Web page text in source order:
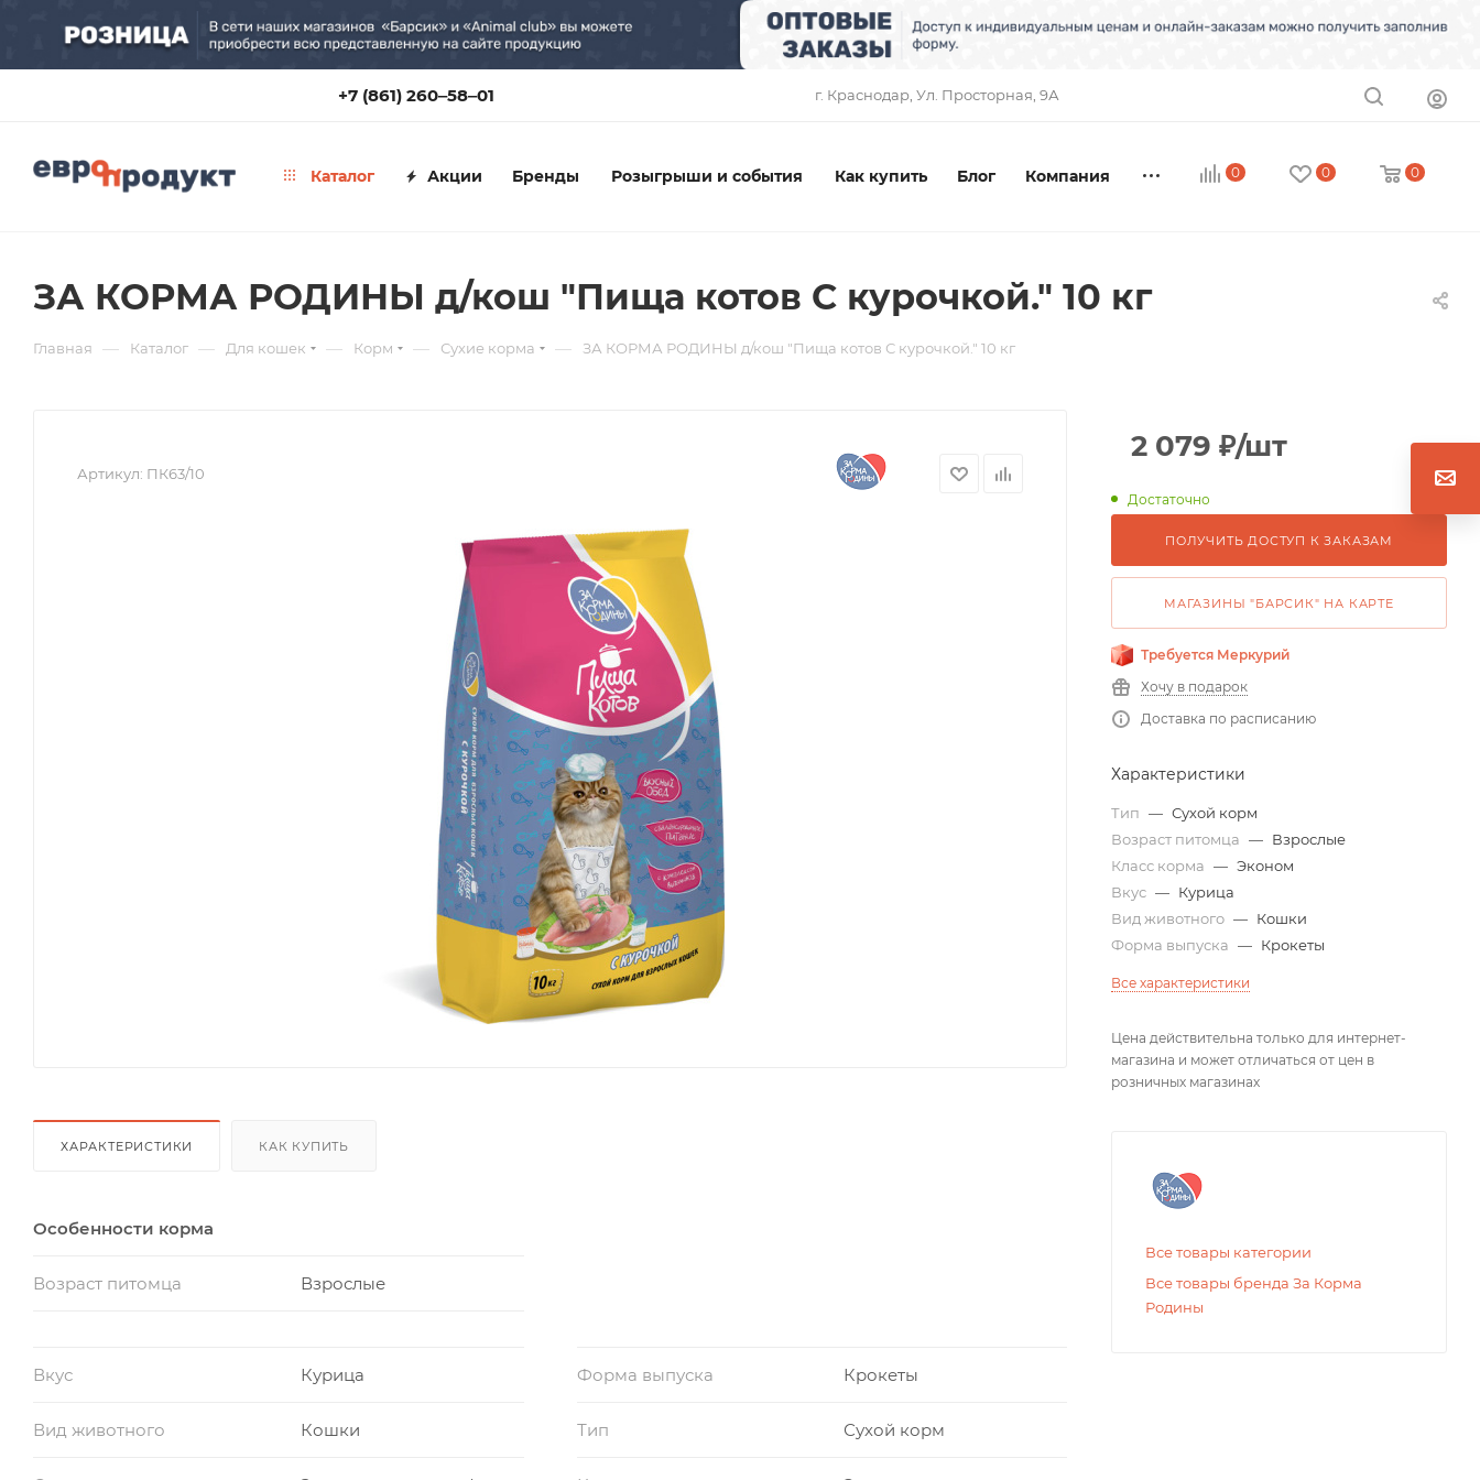
+7 (861) 260‒58‒01 г. Краснодар, ​Ул. Просторная, 9А
0 0 0
Каталог Акции Бренды Розыгрыши и события Как купить Блог Компания
ЗА КОРМА РОДИНЫ д/кош "Пища котов С курочкой." 10 кг
Главная — Каталог — Для кошек — Корм — Сухие корма — ЗА КОРМА РОДИНЫ д/кош "Пища котов С курочкой." 10 кг
Артикул: ПК63/10
ХАРАКТЕРИСТИКИ КАК КУПИТЬ
Особенности корма
Возраст питомца Взрослые
Вкус Курица Форма выпуска Крокеты
Вид животного Кошки Тип Сухой корм
2 079 ₽/шт
Достаточно
ПОЛУЧИТЬ ДОСТУП К ЗАКАЗАМ
МАГАЗИНЫ "БАРСИК" НА КАРТЕ
Требуется Меркурий
Хочу в подарок
Доставка по расписанию
Характеристики
Тип — Сухой корм
Возраст питомца — Взрослые
Класс корма — Эконом
Вкус — Курица
Вид животного — Кошки
Форма выпуска — Крокеты
Все характеристики
Цена действительна только для интернет-
магазина и может отличаться от цен в
розничных магазинах
Все товары категории
Все товары бренда За Корма
Родины